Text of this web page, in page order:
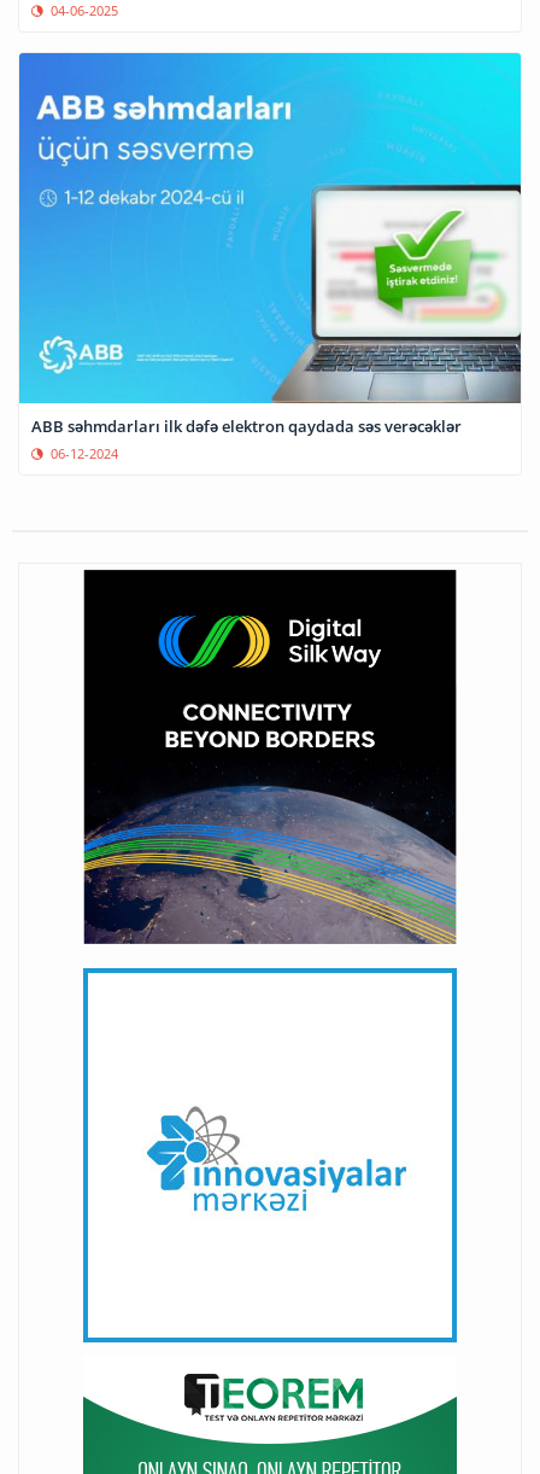
04-06-2025
ABB səhmdarları ilk dəfə elektron qaydada səs verəcəklər
06-12-2024